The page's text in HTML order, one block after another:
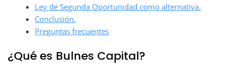
Ley de Segunda Oportunidad como alternativa.
Conclusión.
Preguntas frecuentes
¿Qué es Bulnes Capital?